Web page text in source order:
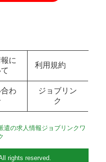
に
利用規約
わ
ジョブリン
ク
遣の求人情報ジョブリンクワ
rights reserved.